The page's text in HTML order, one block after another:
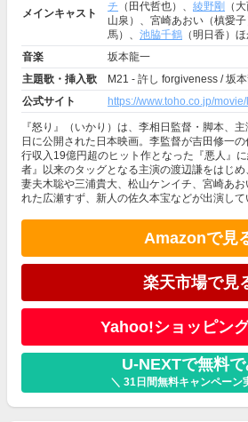
メインキャスト
チ （田代哲也）、 綾野剛 （
山泉）、宮崎あおい（槙愛子
馬）、 池脇千鶴 （明日香）
音楽
坂本龍一
主題歌・挿入歌
M21 - 許し forgiveness / 坂
公式サイト
https://www.toho.co.jp/
『怒り』（いかり）は、李相日監督・脚本、
日に公開された日本映画。李監督が吉田修一
行収入19億円超のヒット作となった『悪人』
者』以来のタッグとなる主演の渡辺謙をはじ
妻夫木聡や三浦貴大、松山ケンイチ、宮崎あ
れた広瀬すず、新人の佐久本宝などが出演し
Amazonで見
楽天市場で見
Yahoo!ショッピン
U-NEXTで無料
＼ 31日間無料キャンペーン